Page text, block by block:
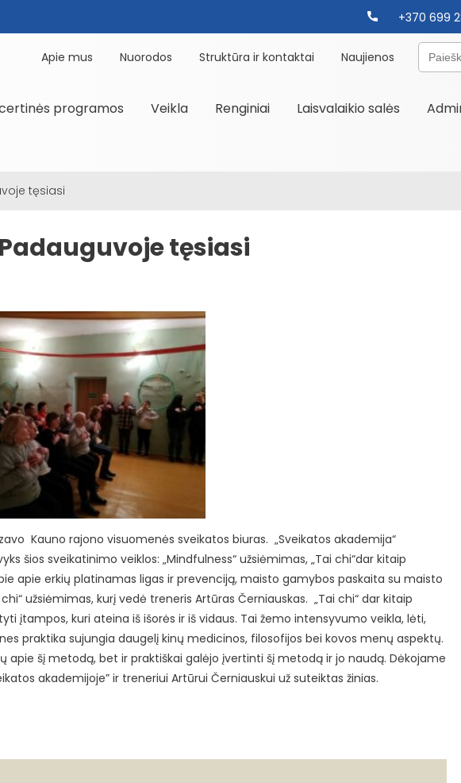
+370 699
Apie mus Nuorodos Struktūra ir kontaktai Naujienos Paieška:
programos Veikla Renginiai Laisvalaikio salės
tęsiasi
tęsiasi
Kauno rajono visuomenės sveikatos biuras. „Sveikatos akademija“
šios sveikatinimo veiklos: „Mindfulness“ užsiėmimas, „Tai chi“dar kitaip
apie erkių platinamas ligas ir prevenciją, maisto gamybos paskaita su maisto
užsiėmimas, kurį vedė treneris Artūras Černiauskas. „Tai chi“ dar kitaip
įtampos, kuri ateina iš išorės ir iš vidaus. Tai žemo intensyvumo veikla, lėti,
praktika sujungia daugelį kinų medicinos, filosofijos bei kovos menų aspektų.
apie šį metodą, bet ir praktiškai galėjo įvertinti šį metodą ir jo naudą. Dėkojame
akademijoje” ir treneriui Artūrui Černiauskui už suteiktas žinias.